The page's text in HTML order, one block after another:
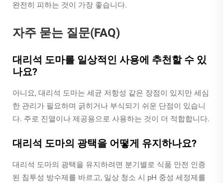
완전히 피하는 것이 가장 좋습니다.
자주 묻는 질문(FAQ)
대리석 도마를 일상적인 사용에 추천할 수 있
나요?
아니요, 대리석 도마는 세균 저항성 같은 장점이 있지만 세심
한 관리가 필요하며 긁히거나 부식되기 쉬운 단점이 있습니
다. 주로 진열이나 제공용으로 사용하는 것이 더 적합합니다.
대리석 도마의 광택을 어떻게 유지하나요?
대리석 도마의 광택을 유지하려면 분기별로 식품 안전 인증
된 침투성 방수제를 바르고, 일상 청소 시 pH 중성 세정제를